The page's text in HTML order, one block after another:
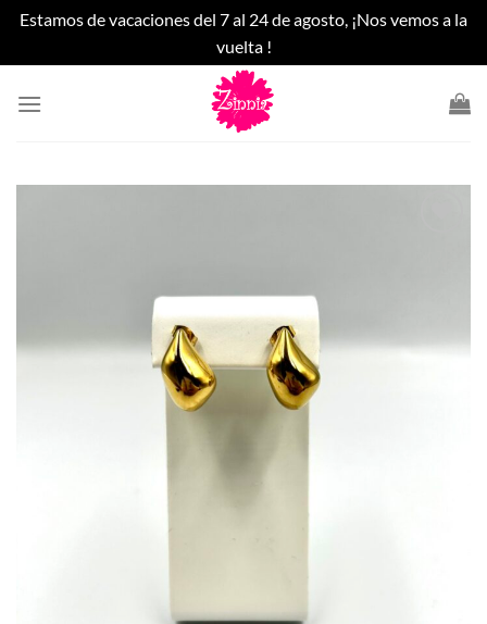
Estamos de vacaciones del 7 al 24 de agosto, ¡Nos vemos a la
vuelta !